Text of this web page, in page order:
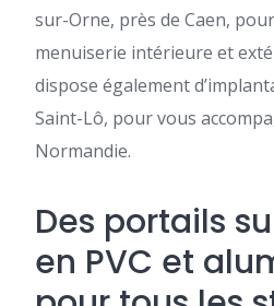
sur-Orne, près de Caen,
menuiserie intérieure et
dispose également
Saint-Lô, pour vous
Normandie.
Des portails
en PVC et